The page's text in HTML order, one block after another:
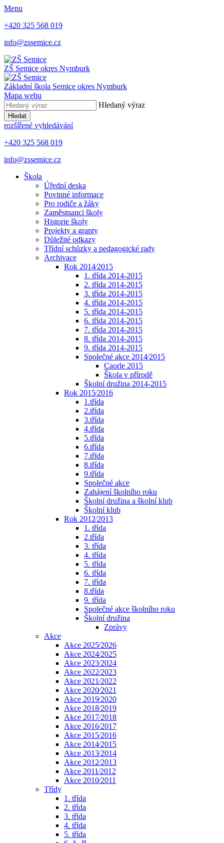
Menu
+420 325 568 019
info@zssemice.cz
ZŠ Semice okres Nymburk
Základní škola Semice okres Nymburk
Mapa webu
Hledaný výraz
Hledat
rozšířené vyhledávání
+420 325 568 019
info@zssemice.cz
Škola
Úřední deska
Povinné informace
Pro rodiče a žáky
Zaměstnanci školy
Historie školy
Projekty a granty
Důležité odkazy
Třídní schůzky a pedagogické rady
Archivace
Rok 2014⁄2015
1. třída 2014-2015
2. třída 2014-2015
3. třída 2014-2015
4. třída 2014-2015
5. třída 2014-2015
6. třída 2014-2015
7. třída 2014-2015
8. třída 2014-2015
9. třída 2014-2015
Společné akce 2014⁄2015
Caorle 2015
Škola v přírodě
Školní družina 2014-2015
Rok 2015⁄2016
1.třída
2.třída
3.třída
4.třída
5.třída
6.třída
7.třída
8.třída
9.třída
Společné akce
Zahájení školního roku
Školní družina a školní klub
Školní klub
Rok 2012⁄2013
1. třída
2.třída
3. třída
4. třída
5. třída
6. třída
7. třída
8.třída
9. třída
Společné akce školního roku
Školní družina
Zprávy
Akce
Akce 2025⁄2026
Akce 2024⁄2025
Akce 2023⁄2024
Akce 2022⁄2023
Akce 2021⁄2022
Akce 2020⁄2021
Akce 2019⁄2020
Akce 2018⁄2019
Akce 2017⁄2018
Akce 2016⁄2017
Akce 2015⁄2016
Akce 2014⁄2015
Akce 2013⁄2014
Akce 2012⁄2013
Akce 2011⁄2012
Akce 2010⁄2011
Třídy
1. třída
2. třída
3. třída
4. třída
5. třída